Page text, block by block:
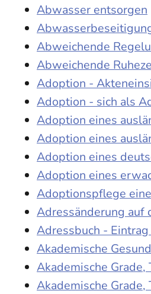
Abwasser entsorgen
Abweichende
Abweichende
Adoption -
Adoption - sich als
Adoption eines
Adoption eines
Adoption eines
Adoption eines
Adoptionspflege
Adressänderung auf
Adressbuch -
Akademische
Akademische
Akademische